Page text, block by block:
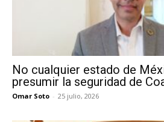
No cualquier estado de
presumir la seguridad de
Omar Soto - 25 julio, 2026